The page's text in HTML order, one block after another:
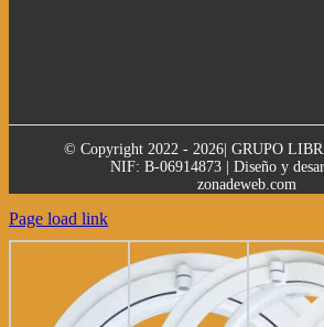
© Copyright 2022 - 2026| GRUPO
NIF: B-06914873 | Diseño y
zonadeweb.com
Page load link